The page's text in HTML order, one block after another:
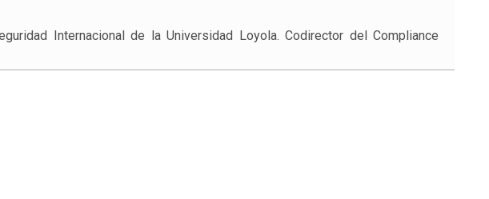
Internacional de la Universidad Loyola. Codirector del Compliance